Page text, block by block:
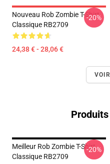
Nouveau Rob Zombie T-Shirt
Classique RB2709
24,38 € - 28,06 €
-20%
Meilleur Rob Zombie T-Shirt
Classique RB2709
-20%